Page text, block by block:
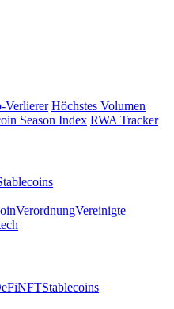
Verlierer Höchstes Volumen
Season Index RWA Tracker
VerordnungVereinigte
NFTStablecoins